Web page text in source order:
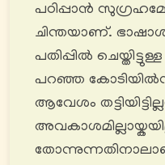
പഠിപ്പാന്‍
ചിന്തയാണ്.
പതിപ്പിൽ
പറഞ്ഞ
ആവേശം